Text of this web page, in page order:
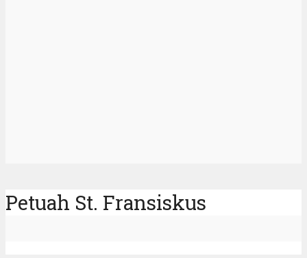
Petuah St. Fransiskus